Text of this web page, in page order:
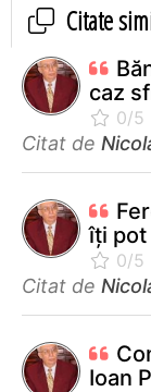
Citate
caz
Citat de
îţi
Citat de
Ioan